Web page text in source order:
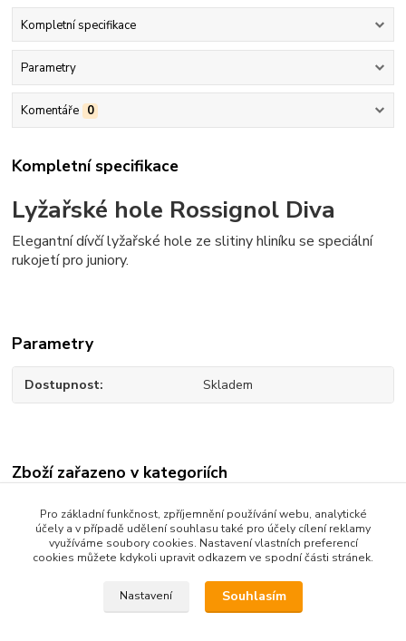
Kompletní specifikace
Parametry
Komentáře 0
Kompletní specifikace
Lyžařské hole Rossignol Diva
Elegantní dívčí lyžařské hole ze slitiny hliníku se speciální
rukojetí pro juniory.
Parametry
Dostupnost Skladem
Zboží zařazeno v kategoriích
Dotazy na zboží: 733 739 371, 603 467 274
Kozlovská 3214/15b Přerov 75002
Pro základní funkčnost, zpříjemnění používání webu, analytické
účely a v případě udělení souhlasu také pro účely cílení reklamy
využíváme soubory cookies. Nastavení vlastních preferencí
cookies můžete kdykoli upravit odkazem ve spodní části stránek.
Nastavení Souhlasím